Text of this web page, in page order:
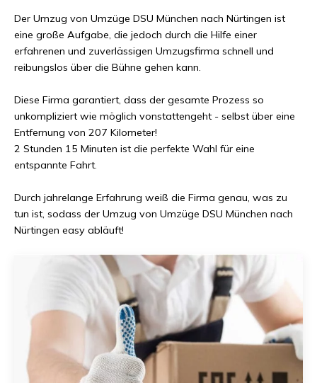
Der Umzug von Umzüge DSU München nach Nürtingen ist
eine große Aufgabe, die jedoch durch die Hilfe einer
erfahrenen und zuverlässigen Umzugsfirma schnell und
reibungslos über die Bühne gehen kann.
Diese Firma garantiert, dass der gesamte Prozess so
unkompliziert wie möglich vonstattengeht - selbst über eine
Entfernung von 207 Kilometer!
2 Stunden 15 Minuten ist die perfekte Wahl für eine
entspannte Fahrt.
Durch jahrelange Erfahrung weiß die Firma genau, was zu
tun ist, sodass der Umzug von Umzüge DSU München nach
Nürtingen easy abläuft!